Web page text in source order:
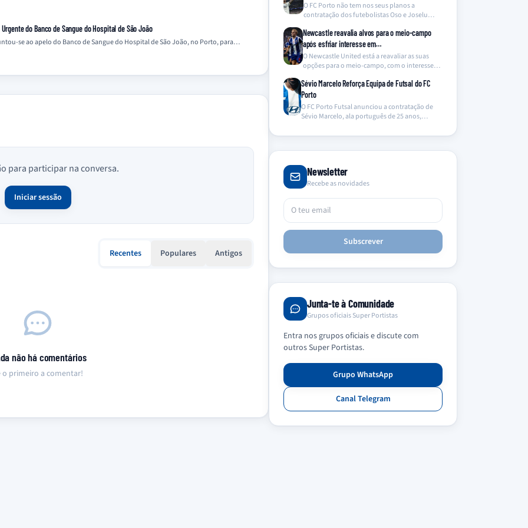
do Banco de Sangue do Hospital de São João
se ao apelo do Banco de Sangue do Hospital de São João, no Porto, para…
para participar na conversa.
Iniciar sessão
Recentes Populares Antigos
não há comentários
o primeiro a comentar!
O FC Porto não tem nos seus planos a
contratação dos futebolistas Oso e Joselu
Newcastle reavalia alvos para o meio-campo
após esfriar interesse em…
O Newcastle United está a reavaliar as suas
opções para o meio-campo, com o interesse
Sévio Marcelo Reforça Equipa de Futsal do FC
Porto
O FC Porto Futsal anunciou a contratação de
Sévio Marcelo, ala português de 25 anos,
Newsletter
Recebe as novidades
Subscrever
Junta-te à Comunidade
Grupos oficiais Super Portistas
Entra nos grupos oficiais e discute com
outros Super Portistas.
Grupo WhatsApp
Canal Telegram